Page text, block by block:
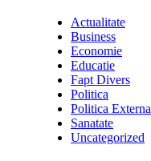
Actualitate
Business
Economie
Educatie
Fapt Divers
Politica
Politica Externa
Sanatate
Uncategorized